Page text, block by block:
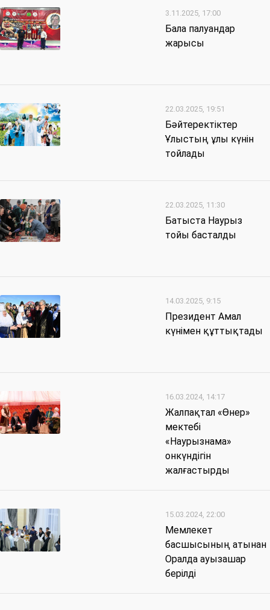
3.11.2025, 17:00
Бала палуандар
жарысы
22.03.2025, 19:51
Бәйтеректіктер
Ұлыстың ұлы күнін
тойлады
22.03.2025, 11:30
Батыста Наурыз
тойы басталды
14.03.2025, 9:15
Президент Амал
күнімен құттықтады
16.03.2024, 14:17
Жалпақтал «Өнер»
мектебі
«Наурызнама»
онкүндігін
жалғастырды
15.03.2024, 22:00
Мемлекет
басшысының атынан
Оралда ауызашар
берілді